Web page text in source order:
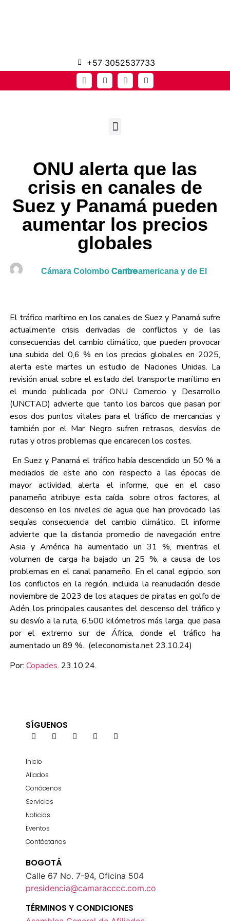
+57 3052537733
ONU alerta que las
crisis en canales de
Suez y Panamá pueden
aumentar los precios
globales
Cámara Colombo Centroamericana y de El Caribe
El tráfico marítimo en los canales de Suez y Panamá sufre
actualmente crisis derivadas de conflictos y de las
consecuencias del cambio climático, que pueden provocar
una subida del 0,6 % en los precios globales en 2025,
alerta este martes un estudio de Naciones Unidas. La
revisión anual sobre el estado del transporte marítimo en
el mundo publicada por ONU Comercio y Desarrollo
(UNCTAD) advierte que tanto los barcos que pasan por
esos dos puntos vitales para el tráfico de mercancías y
también por el Mar Negro sufren retrasos, desvíos de
rutas y otros problemas que encarecen los costes.
En Suez y Panamá el tráfico había descendido un 50 % a
mediados de este año con respecto a las épocas de
mayor actividad, alerta el informe, que en el caso
panameño atribuye esta caída, sobre otros factores, al
descenso en los niveles de agua que han provocado las
sequías consecuencia del cambio climático. El informe
advierte que la distancia promedio de navegación entre
Asia y América ha aumentado un 31 %, mientras el
volumen de carga ha bajado un 25 %, a causa de los
problemas en el canal panameño. En el canal egipcio, son
los conflictos en la región, incluida la reanudación desde
noviembre de 2023 de los ataques de piratas en golfo de
Adén, los principales causantes del descenso del tráfico y
su desvío a la ruta, 6.500 kilómetros más larga, que pasa
por el extremo sur de África, donde el tráfico ha
aumentado un 89 %. (eleconomista.net 23.10.24)
Por: Copades. 23.10.24.
SÍGUENOS
Inicio
Aliados
Conócenos
Servicios
Noticias
Eventos
Contáctanos
BOGOTÁ
Calle 67 No. 7-94, Oficina 504
presidencia@camaracccc.com.co
TÉRMINOS Y CONDICIONES